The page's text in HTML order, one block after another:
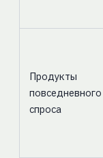
Продукты
повседневного
спроса